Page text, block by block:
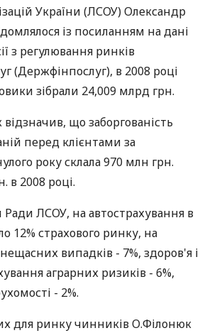
України (ЛСОУ) Олександр
із посиланням на дані
з регулювання ринків
(Держфінпослуг), в 2008 році
зібрали 24,009 млрд грн.
що заборгованість
перед клієнтами за
року склала 970 млн грн.
в 2008 році.
Ради ЛСОУ, на автострахування в
12% страхового ринку, на
випадків - 7%, здоров'я і
аграрних ризиків - 6%,
- 2%.
для ринку чинників О.Філонюк